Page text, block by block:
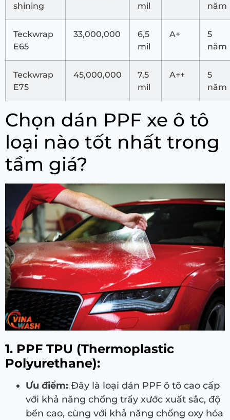
shining
mil
năm
Teckwrap
E65
33,000,000
6,5
mil
A+
5
năm
Teckwrap
E75
45,000,000
7,5
mil
A++
5
năm
Chọn dán PPF xe ô tô
loại nào tốt nhất trong
tầm giá?
1. PPF TPU (Thermoplastic
Polyurethane):
Ưu điểm: Đây là loại dán PPF ô tô cao cấp
với khả năng chống trầy xước xuất sắc, độ
bền cao, cùng với khả năng chống oxy hóa